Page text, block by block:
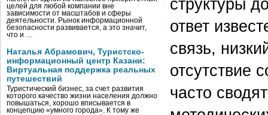
целей для любой компании вне
зависимости от масштабов и сферы
деятельности. Рынок информационной
безопасности развивается, а это значит,
что и …
Наталья Абрамович, Туристско-
информационный центр Казани:
Виртуальная поддержка реальных
путешествий
Туристический бизнес, за счет развития
которого качество жизни населения должно
повышаться, хорошо вписывается в
концепцию «умного города». К тому же
структуры
ответ
связь,
отсутствие
часто